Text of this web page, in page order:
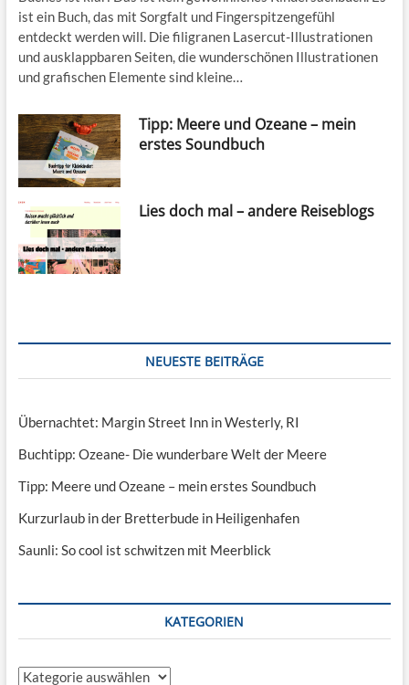
ist ein Buch, das mit Sorgfalt und Fingerspitzengefühl
entdeckt werden will. Die filigranen Lasercut-Illustrationen
und ausklappbaren Seiten, die wunderschönen Illustrationen
und grafischen Elemente sind kleine…
Tipp: Meere und Ozeane – mein
erstes Soundbuch
Lies doch mal – andere Reiseblogs
NEUESTE BEITRÄGE
Übernachtet: Margin Street Inn in Westerly, RI
Buchtipp: Ozeane- Die wunderbare Welt der Meere
Tipp: Meere und Ozeane – mein erstes Soundbuch
Kurzurlaub in der Bretterbude in Heiligenhafen
Saunli: So cool ist schwitzen mit Meerblick
KATEGORIEN
Kategorien